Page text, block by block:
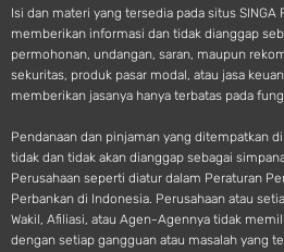
Isi dan materi yang tersedia pada situs
memberikan informasi dan tidak dianggap
permohonan, undangan, saran, maupun
sekuritas, produk pasar modal, atau jasa
memberikan jasanya hanya terbatas pada
Pendanaan dan pinjaman yang ditempatkan
tidak dan tidak akan dianggap sebagai
Perusahaan seperti diatur dalam Peraturan
Perbankan di Indonesia. Perusahaan atau
Wakil, Afiliasi, atau Agen-Agennya tidak
dengan setiap gangguan atau masalah yang